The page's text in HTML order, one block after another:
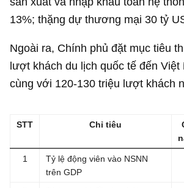
13%; thặng dự thương mại 30 tỷ
Ngoài ra, Chính phủ đặt mục tiêu
lượt khách du lịch quốc tế đến Việt
cùng với 120-130 triệu lượt khách
STT Chỉ tiêu
1
Tỷ lệ động viên vào NSNN
trên GDP